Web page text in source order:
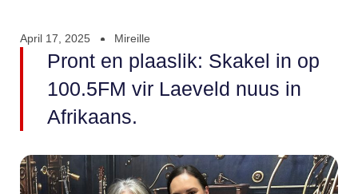
April 17, 2025 Mireille
Pront en plaaslik: Skakel in op
100.5FM vir Laeveld nuus in
Afrikaans.